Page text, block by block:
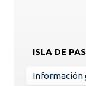
ISLA DE
Información